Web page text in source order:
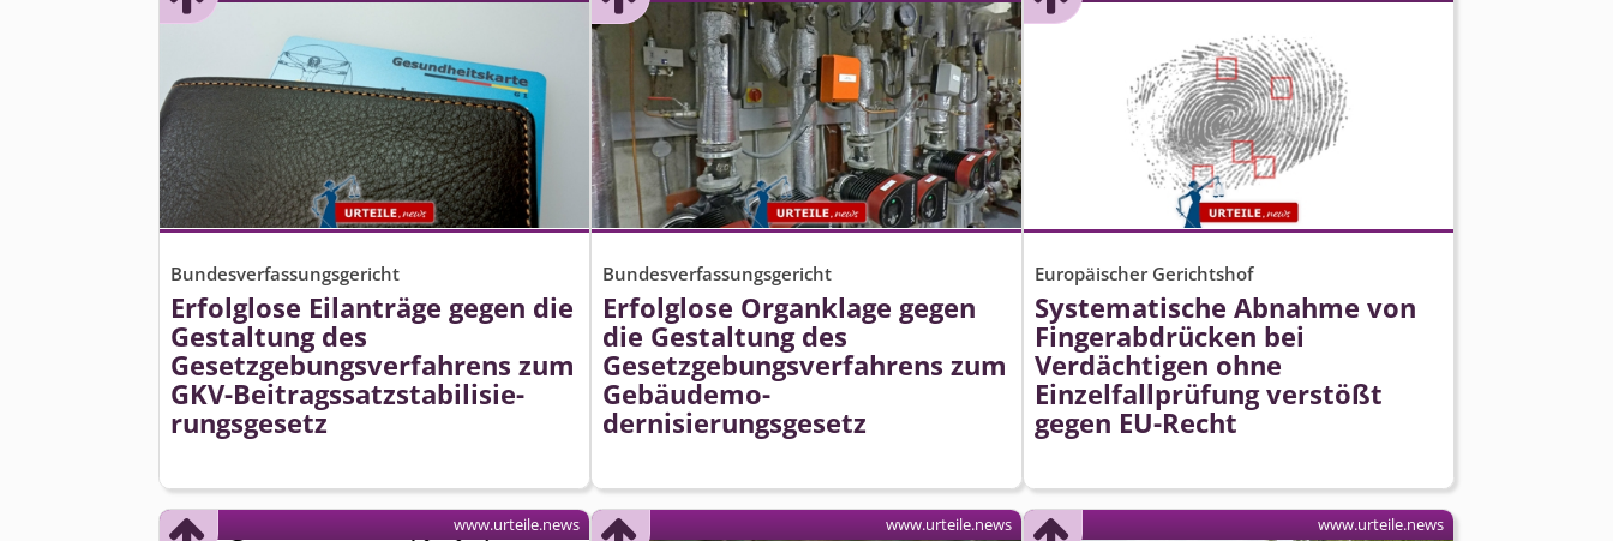
Bundesverfassungsgericht
Erfolglose Eilanträge gegen die
Gestaltung des
Gesetzgebungs­verfahrens zum
GKV-Beitragssatz­stabilisie­
rungsgesetz
Bundesverfassungsgericht
Erfolglose Organklage gegen
die Gestaltung des
Gesetzgebungs­verfahrens zum
Gebäudemo­
dernisierungsgesetz
Europäischer Gerichtshof
Systematische Abnahme von
Fingerabdrücken bei
Verdächtigen ohne
Einzelfallprüfung verstößt
gegen EU-Recht
www.urteile.news www.urteile.news www.urteile.news